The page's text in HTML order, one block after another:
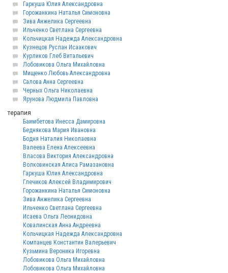
Гаркуша Юлия Александровна
Горожанкина Наталья Симоновна
Зива Анжелика Сергеевна
Ильченко Светлана Сергеевна
Кольчицкая Надежда Александровна
Кузнецов Руслан Исаакович
Курликов Глеб Витальевич
Лобовикова Ольга Михайловна
Мищенко Любовь Александровна
Салова Анна Сергеевна
Черных Ольга Николаевна
Ярунова Людмила Павловна
терапия
Баимбетова Инесса Дамировна
Беднякова Мария Ивановна
Бодня Наталия Николаевна
Валеева Елена Алексеевна
Власова Виктория Александровна
Волковинская Алиса Рамазановна
Гаркуша Юлия Александровна
Глечиков Алексей Владимирович
Горожанкина Наталья Симоновна
Зива Анжелика Сергеевна
Ильченко Светлана Сергеевна
Исаева Ольга Леонидовна
Ковалинская Анна Андреевна
Кольчицкая Надежда Александровна
Компанцев Константин Валерьевич
Кузьмина Вероника Игоревна
Лобовикова Ольга Михайловна
Лобовикова Ольга Михайловна